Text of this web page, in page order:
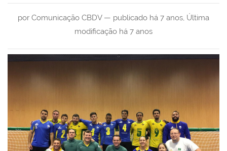
por Comunicação CBDV — publicado há 7 anos, Última
modificação há 7 anos